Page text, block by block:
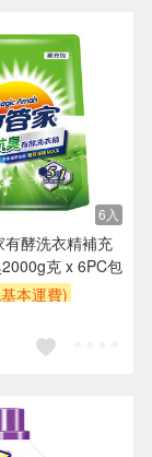
6入
有酵洗衣精補充
克 x 6PC包
本運費)